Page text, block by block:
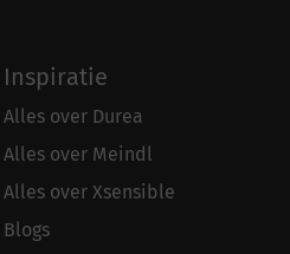
Inspiratie
Alles over Durea
Alles over Meindl
Alles over Xsensible
Blogs